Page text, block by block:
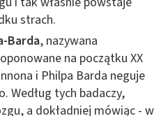
strach.
Barda, nazywana
na początku XX
i Philpa Barda neguje
Według tych badaczy,
a dokładniej mówiąc - w